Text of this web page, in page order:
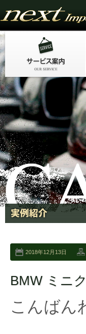
2018年12月13日
BMW ミニ
こんばん